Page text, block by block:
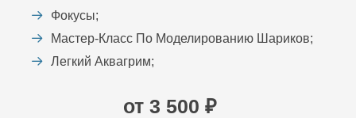
Фокусы;
Мастер-Класс По Моделированию Шариков;
Легкий Аквагрим;
от 3 500 ₽